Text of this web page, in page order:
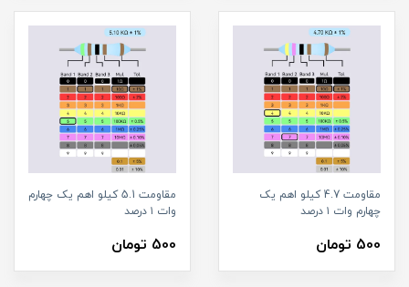
مقاومت 4.7 کیلو اهم یک
چهارم وات ۱ درصد
500 تومان
مقاومت 5.1 کیلو اهم یک چهارم
وات ۱ درصد
500 تومان